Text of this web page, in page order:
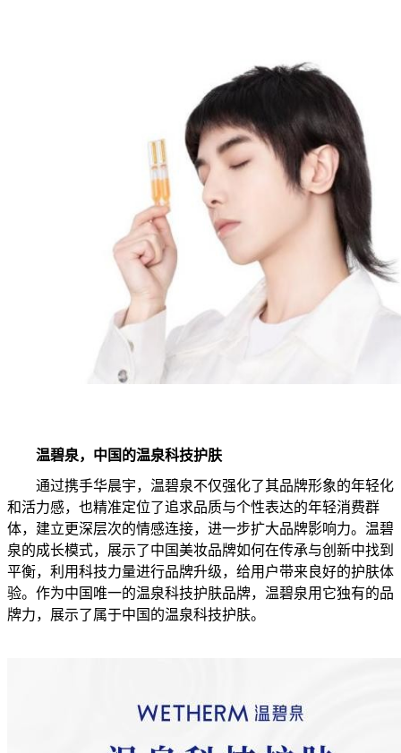
温碧泉， 中国的温泉科技护肤
通过携手华晨宇，温碧泉不仅强化了其品牌形象的年轻化
和活力感，也精准定位了追求品质与个性表达的年轻消费群
体，建立更深层次的情感连接，进一步扩大品牌影响力。温碧
泉的成长模式，展示了中国美妆品牌如何在传承与创新中找到
平衡，利用科技力量进行品牌升级，给用户带来良好的护肤体
验。作为中国唯一的温泉科技护肤品牌，温碧泉用它独有的品
牌力，展示了属于中国的温泉科技护肤。